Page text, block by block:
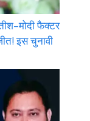
फैक्टर
इस चुनावी